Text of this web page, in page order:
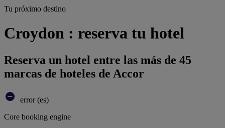
Tu próximo destino
Croydon : reserva tu hotel
Reserva un hotel entre las más de 45
marcas de hoteles de Accor
error (es)
Core booking engine